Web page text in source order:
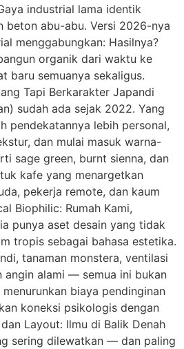
industrial lama identik
beton abu-abu. Versi 2026-nya
menggabungkan: Hasilnya?
organik dari waktu ke
baru semuanya sekaligus.
Tapi Berkarakter Japandi
sudah ada sejak 2022. Yang
pendekatannya lebih personal,
dan mulai masuk warna-
sage green, burnt sienna, dan
kafe yang menargetkan
pekerja remote, dan kaum
Biophilic: Rumah Kami,
punya aset desain yang tidak
tropis sebagai bahasa estetika.
tanaman monstera, ventilasi
angin alami — semua ini bukan
biaya pendinginan
koneksi psikologis dengan
Layout: Ilmu di Balik Denah
sering dilewatkan — dan paling